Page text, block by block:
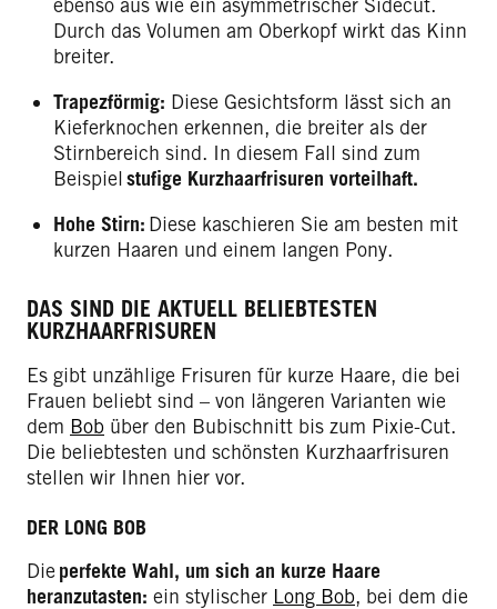
ebenso aus wie ein asymmetrischer Sidecut.
Durch das Volumen am Oberkopf wirkt das Kinn
breiter.
Trapezförmig: Diese Gesichtsform lässt sich an
Kieferknochen erkennen, die breiter als der
Stirnbereich sind. In diesem Fall sind zum
Beispielstufige Kurzhaarfrisuren vorteilhaft.
Hohe Stirn: Diese kaschieren Sie am besten mit
kurzen Haaren und einem langen Pony.
DAS SIND DIE AKTUELL BELIEBTESTEN
KURZHAARFRISUREN
Es gibt unzählige Frisuren für kurze Haare, die bei
Frauen beliebt sind – von längeren Varianten wie
dem Bob über den Bubischnitt bis zum Pixie-Cut.
Die beliebtesten und schönsten Kurzhaarfrisuren
stellen wir Ihnen hier vor.
DER LONG BOB
Dieperfekte Wahl, um sich an kurze Haare
heranzutasten: ein stylischer Long Bob, bei dem die